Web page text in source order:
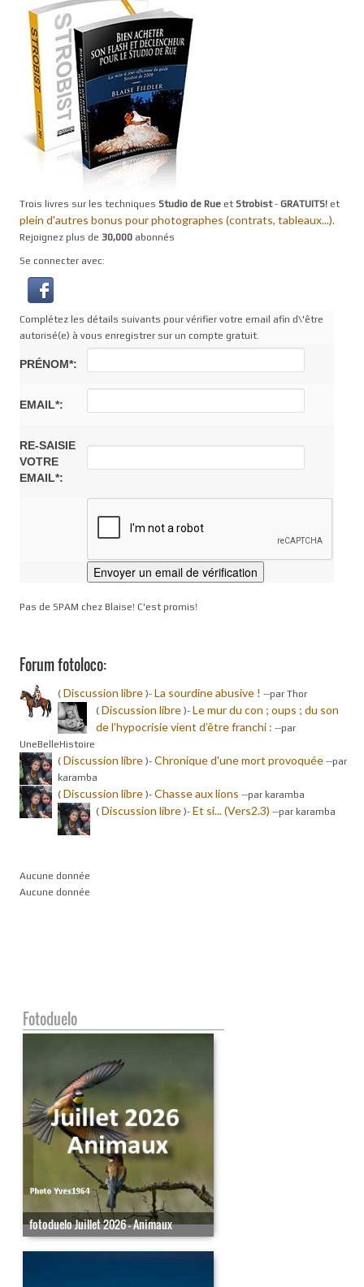
Trois livres sur les techniques Studio de Rue et Strobist- GRATUITS! et
plein d'autres bonus pour photographes (contrats, tableaux...).
Rejoignez plus de 30,000 abonnés
Se connecter avec:
Complétez les détails suivants pour vérifier votre email afin d\'être
autorisé(e) à vous enregistrer sur un compte gratuit.
PRÉNOM*:
EMAIL*:
RE-SAISIE
VOTRE
EMAIL*:
Pas de SPAM chez Blaise! C'est promis!
Forum fotoloco:
( Discussion libre )- La sourdine abusive ! --par Thor
( Discussion libre )- Le mur du con ; oups ; du son
de l’hypocrisie vient d’être franchi : --par
UneBelleHistoire
( Discussion libre )- Chronique d'une mort provoquée --par
karamba
( Discussion libre )- Chasse aux lions --par karamba
( Discussion libre )- Et si... (Vers2.3) --par karamba
Aucune donnée
Aucune donnée
Fotoduelo
fotoduelo Juillet 2026 - Animaux